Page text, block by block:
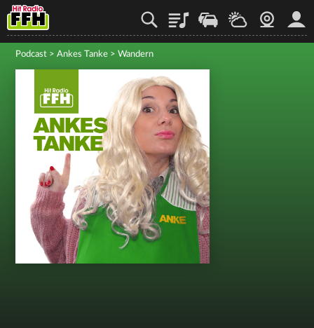
PlaylistStaupilotWetterWebcam
Podcast > Ankes Tanke > Wandern